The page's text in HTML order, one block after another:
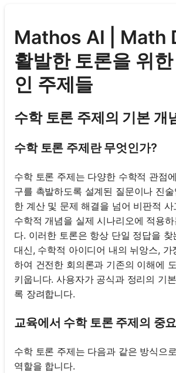
Mathos AI | Math
활발한 토론을 위
인 주제들
수학 토론 주제의 기본 개
수학 토론 주제란 무엇인가?
수학 토론 주제는 다양한 수학적 관점
구를 촉발하도록 설계된 질문이나 진
한 계산 및 문제 해결을 넘어 비판적 사
수학적 개념을 실제 시나리오에 적용
다. 이러한 토론은 항상 단일 정답을 찾
대신, 수학적 아이디어 내의 뉘앙스, 가
하여 건전한 회의론과 기존의 이해에
키웁니다. 사용자가 공식과 정리의 기
록 장려합니다.
교육에서 수학 토론 주제의 중
수학 토론 주제는 다음과 같은 방식으
역할을 합니다.